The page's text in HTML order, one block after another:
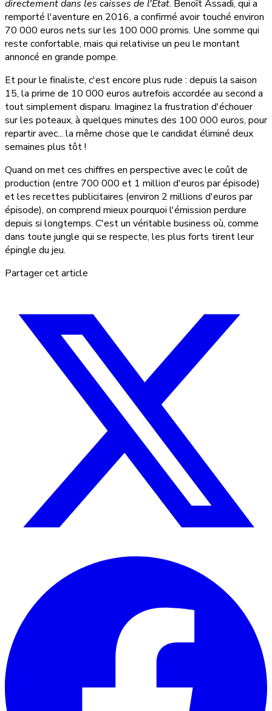
directement dans les caisses de l'État. Benoît Assadi, qui a
remporté l'aventure en 2016, a confirmé avoir touché environ
70 000 euros nets sur les 100 000 promis. Une somme qui
reste confortable, mais qui relativise un peu le montant
annoncé en grande pompe.
Et pour le finaliste, c'est encore plus rude : depuis la saison
15, la prime de 10 000 euros autrefois accordée au second a
tout simplement disparu. Imaginez la frustration d'échouer
sur les poteaux, à quelques minutes des 100 000 euros, pour
repartir avec... la même chose que le candidat éliminé deux
semaines plus tôt !
Quand on met ces chiffres en perspective avec le coût de
production (entre 700 000 et 1 million d'euros par épisode)
et les recettes publicitaires (environ 2 millions d'euros par
épisode), on comprend mieux pourquoi l'émission perdure
depuis si longtemps. C'est un véritable business où, comme
dans toute jungle qui se respecte, les plus forts tirent leur
épingle du jeu.
Partager cet article